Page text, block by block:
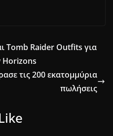
Tomb Raider Outfits για
Horizons
τις 200 εκατομμύρια
πωλήσεις